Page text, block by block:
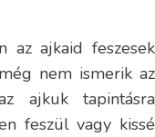
az ajkaid feszesek
nem ismerik az
ajkuk tapintásra
feszül vagy kissé